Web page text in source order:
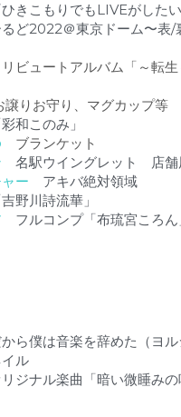
ひきこもりでもLIVEがした
ど2022＠東京ドーム〜表/
リビュートアルバム「～転
りお守り、マグカップ等
和このみ」
ブランケット
名駅ウイングレット　店舗
ー アキバ絶対領域
野川詩流華」
フルコンプ「布琉宮ころん
ら僕は音楽を辞めた（ヨ
ル
ジナル楽曲「暗い微睡みの